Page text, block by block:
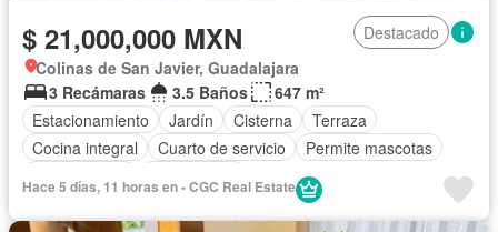
$ 21,000,000 MXN
Destacado
Colinas de San Javier, Guadalajara
3 Recámaras
3.5 Baños
647 m²
Estacionamiento
Jardín Cisterna
Terraza
Cocina integral
Cuarto de servicio
Permite mascotas
Hace 5 días, 11 horas en - CGC Real Estate